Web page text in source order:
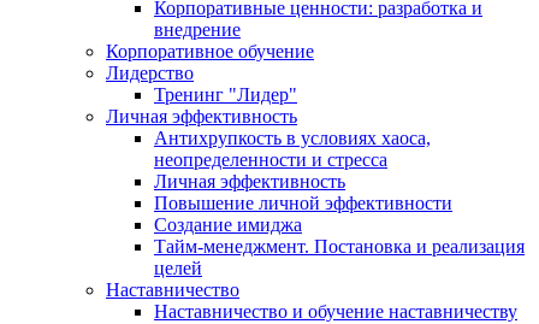
Корпоративные ценности: разработка и
внедрение
Корпоративное обучение
Лидерство
Тренинг "Лидер"
Личная эффективность
Антихрупкость в условиях хаоса,
неопределенности и стресса
Личная эффективность
Повышение личной эффективности
Создание имиджа
Тайм-менеджмент. Постановка и реализация
целей
Наставничество
Наставничество и обучение наставничеству